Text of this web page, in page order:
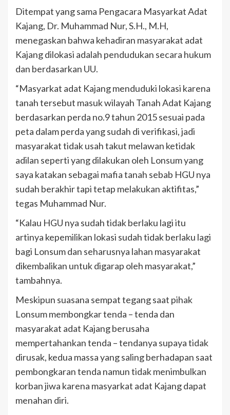
Ditempat yang sama Pengacara Masyarkat Adat
Kajang, Dr. Muhammad Nur, S.H., M.H,
menegaskan bahwa kehadiran masyarakat adat
Kajang dilokasi adalah pendudukan secara hukum
dan berdasarkan UU.
“Masyarkat adat Kajang menduduki lokasi karena
tanah tersebut masuk wilayah Tanah Adat Kajang
berdasarkan perda no.9 tahun 2015 sesuai pada
peta dalam perda yang sudah di verifikasi, jadi
masyarakat tidak usah takut melawan ketidak
adilan seperti yang dilakukan oleh Lonsum yang
saya katakan sebagai mafia tanah sebab HGU nya
sudah berakhir tapi tetap melakukan aktifitas,”
tegas Muhammad Nur.
“Kalau HGU nya sudah tidak berlaku lagi itu
artinya kepemilikan lokasi sudah tidak berlaku lagi
bagi Lonsum dan seharusnya lahan masyarakat
dikembalikan untuk digarap oleh masyarakat,”
tambahnya.
Meskipun suasana sempat tegang saat pihak
Lonsum membongkar tenda – tenda dan
masyarakat adat Kajang berusaha
mempertahankan tenda – tendanya supaya tidak
dirusak, kedua massa yang saling berhadapan saat
pembongkaran tenda namun tidak menimbulkan
korban jiwa karena masyarkat adat Kajang dapat
menahan diri.